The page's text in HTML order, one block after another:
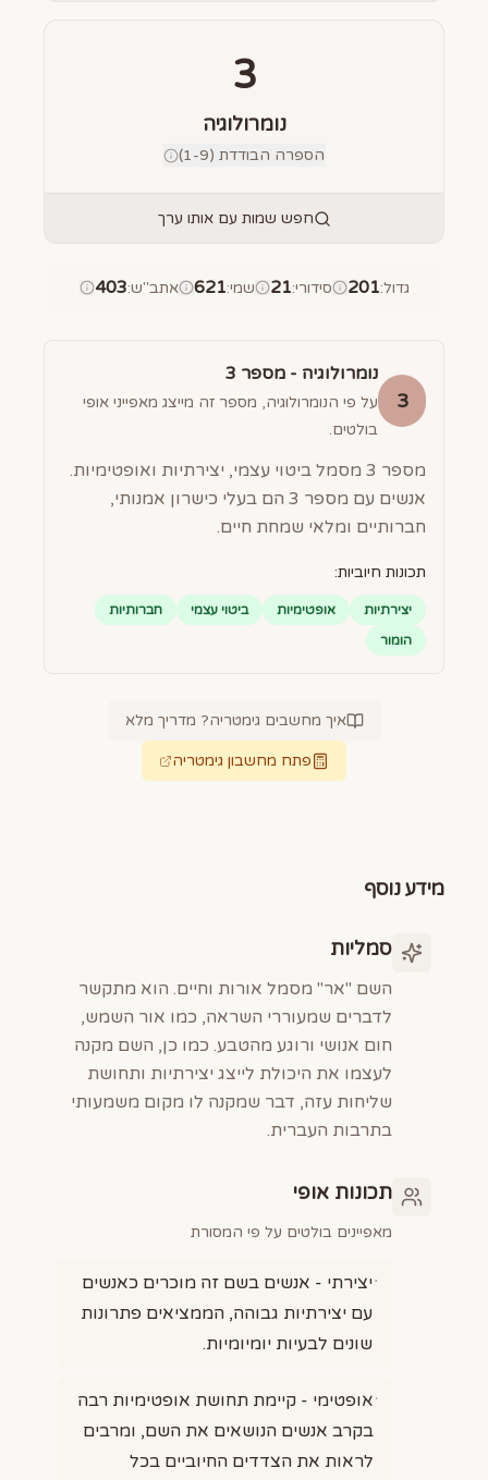
3
נומרולוגיה
הספרה הבודדת (1-9)
חפש שמות עם אותו ערך
גדול:
201 סידורי:
21 שמי:
621 אתב"ש:
403
3
נומרולוגיה - מספר 3
על פי הנומרולוגיה, מספר זה מייצג מאפייני אופי
בולטים.
מספר 3 מסמל ביטוי עצמי, יצירתיות ואופטימיות.
אנשים עם מספר 3 הם בעלי כישרון אמנותי,
חברותיים ומלאי שמחת חיים.
תכונות חיוביות:
יצירתיות אופטימיות ביטוי עצמי
חברותיות
הומור
איך מחשבים גימטריה? מדריך מלא
פתח מחשבון גימטריה
מידע נוסף
סמליות
השם "אר" מסמל אורות וחיים. הוא מתקשר
לדברים שמעוררי השראה, כמו אור השמש,
חום אנושי ורוגע מהטבע. כמו כן, השם מקנה
לעצמו את היכולת לייצג יצירתיות ותחושת
שליחות עזה, דבר שמקנה לו מקום משמעותי
בתרבות העברית.
תכונות אופי
מאפיינים בולטים על פי המסורת
יצירתי - אנשים בשם זה מוכרים כאנשים
עם יצירתיות גבוהה, הממציאים פתרונות
שונים לבעיות יומיומיות.
אופטימי - קיימת תחושת אופטימיות רבה
בקרב אנשים הנושאים את השם, ומרבים
לראות את הצדדים החיוביים בכל